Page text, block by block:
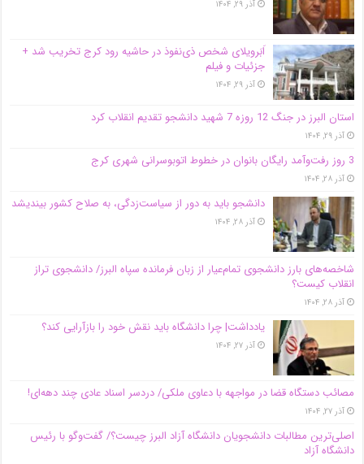
آذر ۲۹, ۱۴۰۴
اَبَر‌ویلای شخص ذی‌نفوذ در حاشیه‌ رود کرج تخریب شد +
جزئیات و فیلم
آذر ۲۹, ۱۴۰۴
استان البرز در جنگ 12 روزه 7 شهید دانشجو تقدیم انقلاب کرد
آذر ۲۹, ۱۴۰۴
3 روز رفت‌وآمد رایگان بانوان در خطوط اتوبوسرانی شهری کرج
آذر ۲۸, ۱۴۰۴
دانشجو باید به دور از سیاست‌زدگی، به صلاح کشور بیندیشد
آذر ۲۸, ۱۴۰۴
شاخصه‌های بارز دانشجوی تمام‌عیار از زبان فرمانده سپاه البرز/ دانشجوی تراز
انقلاب کیست؟
آذر ۲۸, ۱۴۰۴
یادداشت| چرا دانشگاه باید نقش خود را بازآرایی کند؟
آذر ۲۷, ۱۴۰۴
مصائب دستگاه قضا در مواجهه با دعاوی ملکی/ دردسر اسناد عادی چند‌ دهه‌ای!
آذر ۲۷, ۱۴۰۴
اصلی‌ترین مطالبات دانشجویان دانشگاه آزاد البرز چیست؟/ گفت‌وگو با رئیس
دانشگاه آز‌اد